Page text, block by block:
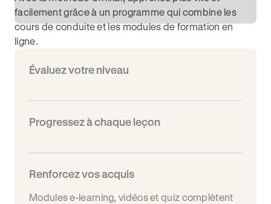
facilement grâce à un programme qui combine les
cours de conduite et les modules de formation en
ligne.
Évaluez votre niveau
Progressez à chaque leçon
Renforcez vos acquis
Modules e-learning, vidéos et quiz complètent